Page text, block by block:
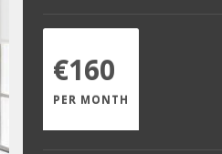
€160
PER MONTH